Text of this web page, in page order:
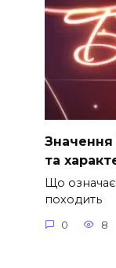
Значення
та
Що означає
походить
0 8